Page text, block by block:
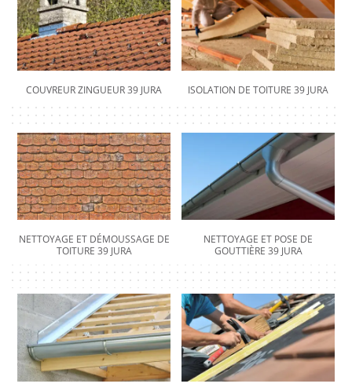
COUVREUR ZINGUEUR 39 JURA ISOLATION DE TOITURE 39 JURA
NETTOYAGE ET DÉMOUSSAGE DE
TOITURE 39 JURA
NETTOYAGE ET POSE DE
GOUTTIÈRE 39 JURA